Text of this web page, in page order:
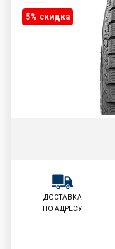
5% cкидка
ДОСТАВКА
ПО АДРЕСУ